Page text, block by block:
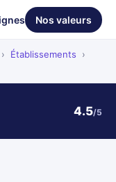
Nos valeurs
› Établissements
›
4.5/5